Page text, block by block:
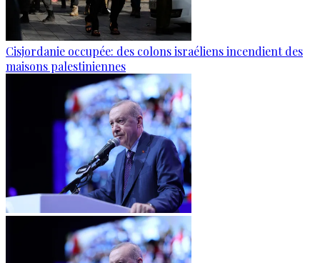
Cisjordanie occupée: des colons israéliens incendient des
maisons palestiniennes